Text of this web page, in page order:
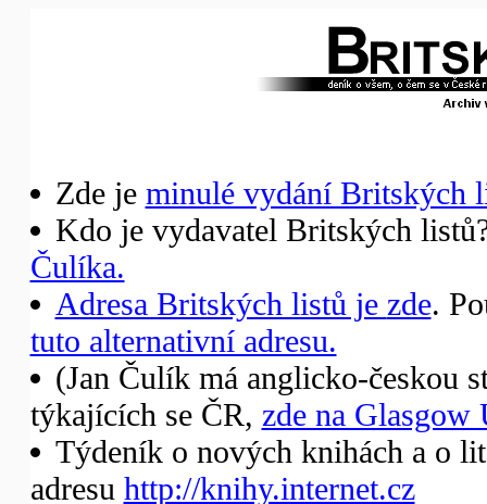
Zde je minulé vydání Britských
Kdo je vydavatel Britských
Čulíka.
Adresa Britských listů je zde.
tuto alternativní adresu.
(Jan Čulík má anglicko-českou
týkajících se ČR, zde na Glasgow
Týdeník o nových knihách a o
adresu http://knihy.internet.cz